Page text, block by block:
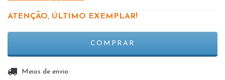
ATENÇÃO, ÚLTIMO EXEMPLAR!
Entregas para o CEP:
Meios de envio